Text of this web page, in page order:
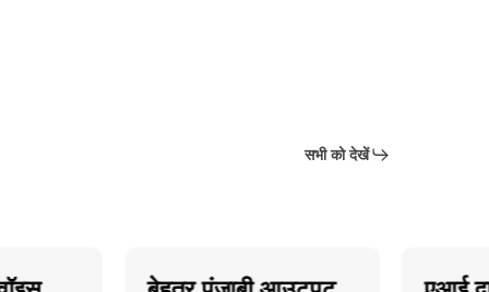
सभी को देखें